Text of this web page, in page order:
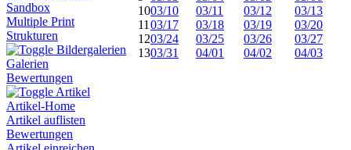
Sandbox
Multiple Print
Strukturen
Bildergalerien
Galerien
Bewertungen
Artikel
Artikel-Home
Artikel auflisten
Bewertungen
1003/10 03/11 03/12
03/13
11 03/17 03/18 03/19
03/20
1203/24 03/25 03/26
03/27
1303/31 04/01 04/02 04/03